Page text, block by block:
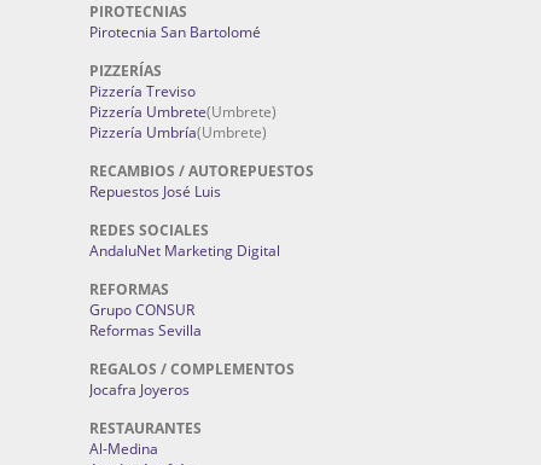
PIROTECNIAS
Pirotecnia San Bartolomé
PIZZERÍAS
Pizzería Treviso
Pizzería Umbrete(Umbrete)
Pizzería Umbría(Umbrete)
RECAMBIOS / AUTOREPUESTOS
Repuestos José Luis
REDES SOCIALES
AndaluNet Marketing Digital
REFORMAS
Grupo CONSUR
Reformas Sevilla
REGALOS / COMPLEMENTOS
Jocafra Joyeros
RESTAURANTES
Al-Medina